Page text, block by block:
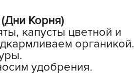
Аэлита
манул
Корня)
капусты цветной и
органикой.
удобрения.